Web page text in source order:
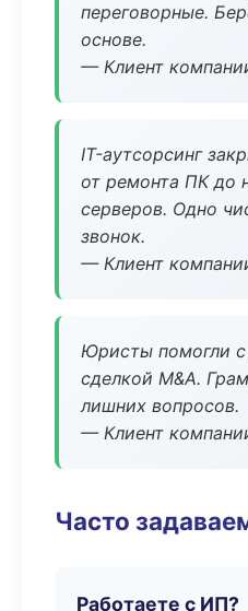
переговорные.
основе.
— Клиент
IT-аутсорсинг
от ремонта ПК до
серверов. Одно
звонок.
— Клиент
Юристы помогли
сделкой M&A.
лишних вопросов.
— Клиент
Часто
Работаете с ИП?